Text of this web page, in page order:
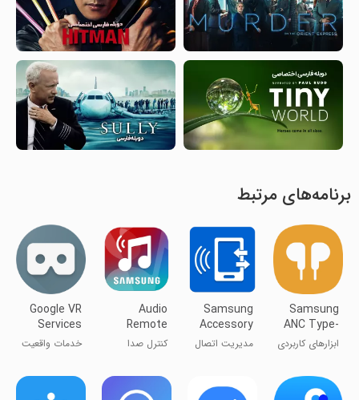
برنامه‌های مرتبط
Samsung
ANC Type-
C
ابزارهای کاربردی
Samsung
Accessory
Service
مدیریت اتصال
سامسونگ
Audio
Remote
کنترل صدا
Google VR
Services
خدمات واقعیت